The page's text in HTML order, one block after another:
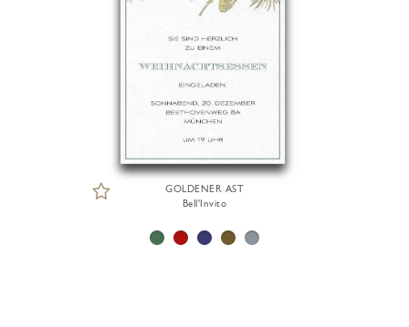
GOLDENER AST
Bell'Invito